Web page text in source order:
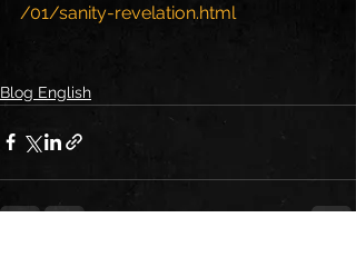
/01/sanity-revelation.html
Blog English